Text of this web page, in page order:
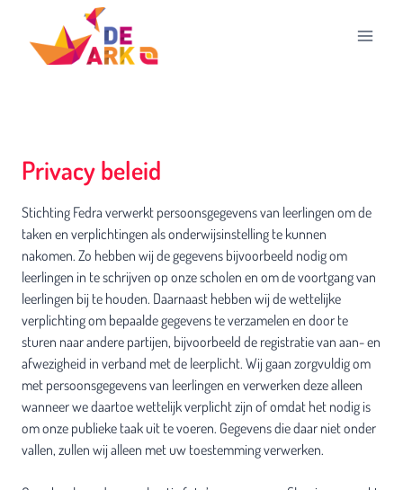
inhoud
Privacy beleid
Stichting Fedra verwerkt persoonsgegevens van leerlingen om de
taken en verplichtingen als onderwijsinstelling te kunnen
nakomen. Zo hebben wij de gegevens bijvoorbeeld nodig om
leerlingen in te schrijven op onze scholen en om de voortgang van
leerlingen bij te houden. Daarnaast hebben wij de wettelijke
verplichting om bepaalde gegevens te verzamelen en door te
sturen naar andere partijen, bijvoorbeeld de registratie van aan- en
afwezigheid in verband met de leerplicht. Wij gaan zorgvuldig om
met persoonsgegevens van leerlingen en verwerken deze alleen
wanneer we daartoe wettelijk verplicht zijn of omdat het nodig is
om onze publieke taak uit te voeren. Gegevens die daar niet onder
vallen, zullen wij alleen met uw toestemming verwerken.